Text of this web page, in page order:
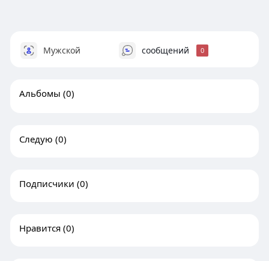
Мужской сообщений 0
Альбомы (0)
Следую (0)
Подписчики (0)
Нравится (0)